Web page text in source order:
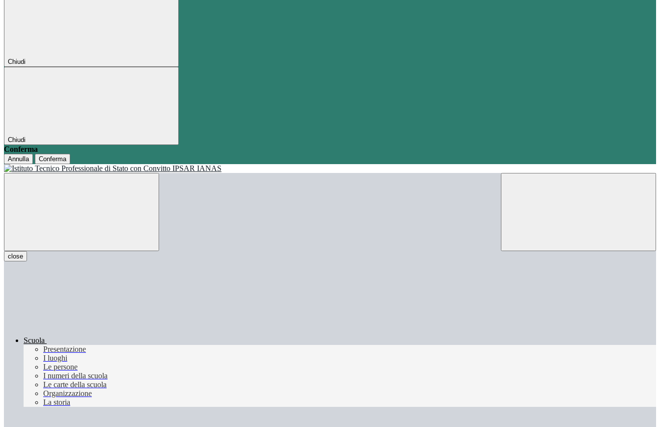
Chiudi
Chiudi
Conferma
Annulla Conferma
close
Scuola
Presentazione
I luoghi
Le persone
I numeri della scuola
Le carte della scuola
Organizzazione
La storia